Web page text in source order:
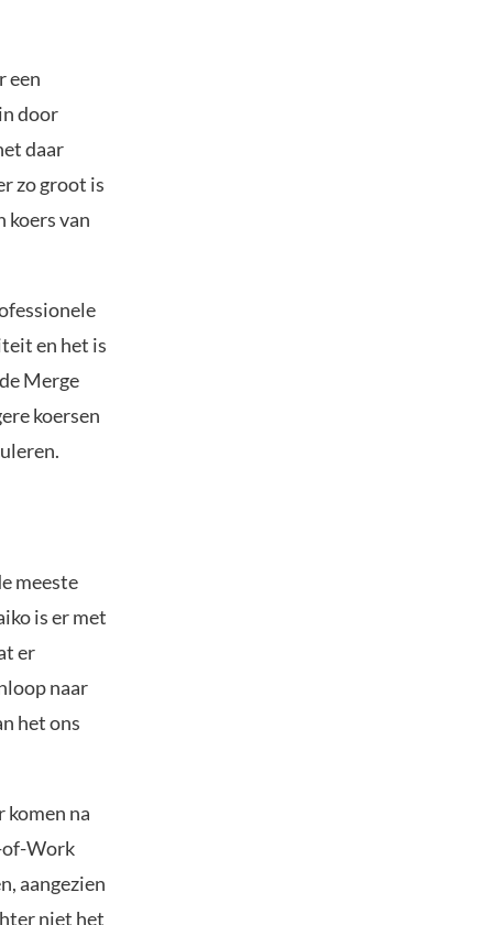
een
door
daar
zo groot is
koers van
en het is
Merge
koersen
meeste
is er met
er
naar
het ons
komen na
of-Work
aangezien
niet het